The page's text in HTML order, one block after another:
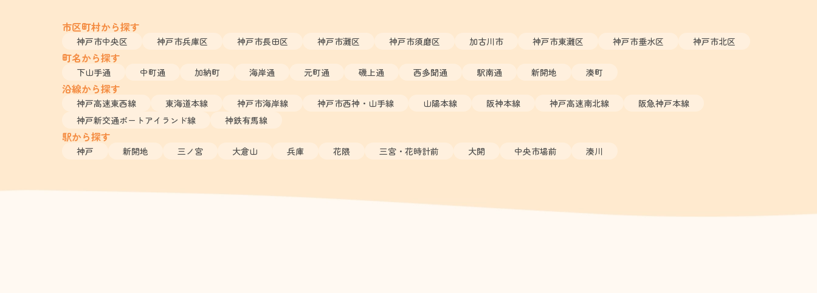
市区町村から探す
神戸市中央区 神戸市兵庫区 神戸市長田区 神戸市灘区 神戸市須磨区 加古川市 神戸市東灘区 神戸市垂水区 神戸市北区
町名から探す
下山手通 中町通 加納町 海岸通 元町通 磯上通 西多聞通 駅南通 新開地 湊町
沿線から探す
神戸高速東西線 東海道本線 神戸市海岸線 神戸市西神・山手線 山陽本線 阪神本線 神戸高速南北線
阪急神戸本線
神戸新交通ポートアイランド線
神鉄有馬線
駅から探す
神戸 新開地 三ノ宮 大倉山 兵庫 花隈 三宮・花時計前 大開 中央市場前 湊川